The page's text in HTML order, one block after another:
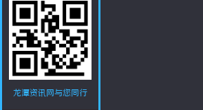
龙潭资讯网与您同行